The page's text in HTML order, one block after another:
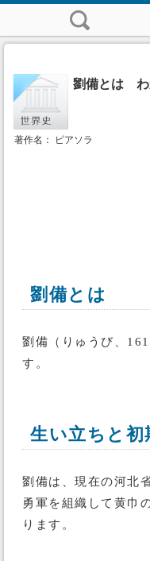
劉備とは わ
著作名： ピアソラ
劉備とは
劉備（りゅうび、
す。
生い立ちと初
劉備は、現在の河北
勇軍を組織して黄巾
ります。